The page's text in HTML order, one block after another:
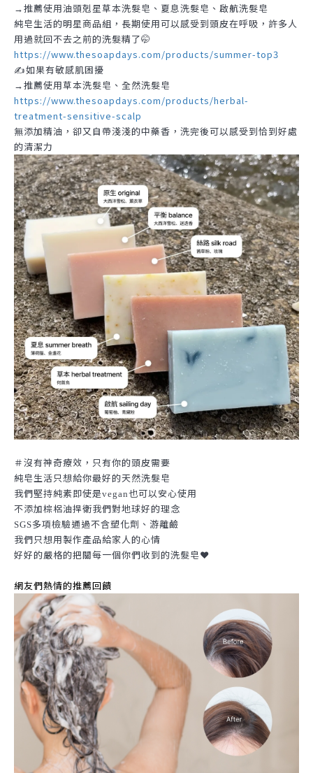
→ 推薦使用油頭剋星草本洗髮皂、夏息洗髮皂、啟航洗髮皂
純皂生活的明星商品組，長期使用可以感受到頭皮在呼吸，許多人
用過就回不去之前的洗髮精了🤭
https://www.thesoapdays.com/products/summer-top3
✍️如果有敏感肌困擾
→ 推薦使用草本洗髮皂、全然洗髮皂
https://www.thesoapdays.com/products/herbal-
treatment-sensitive-scalp
無添加精油，卻又自帶淺淺的中藥香，洗完後可以感受到恰到好處
的清潔力
＃沒有神奇療效，只有你的頭皮需要
純皂生活只想給你最好的天然洗髮皂
我們堅持純素即使是vegan也可以安心使用
不添加棕梠油捍衛我們對地球好的理念
SGS多項檢驗通過不含塑化劑、游離鹼
我們只想用製作產品給家人的心情
好好的嚴格的把關每一個你們收到的洗髮皂❤️
網友們熱情的推薦回饋